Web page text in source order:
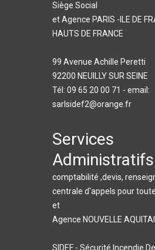
Siège Social
et Agence PARIS -ILE DE
HAUTS DE FRANCE
99 Avenue Achille Peretti
92200 NEUILLY SUR SEINE
Tél: 09 65 20 00 71 - email:
sarlsidef2@orange.fr
Services
Administratifs
comptabilité ,devis,
centrale d'appels pour
et
Agence NOUVELLE
SIDEF - Sécurité Incendie